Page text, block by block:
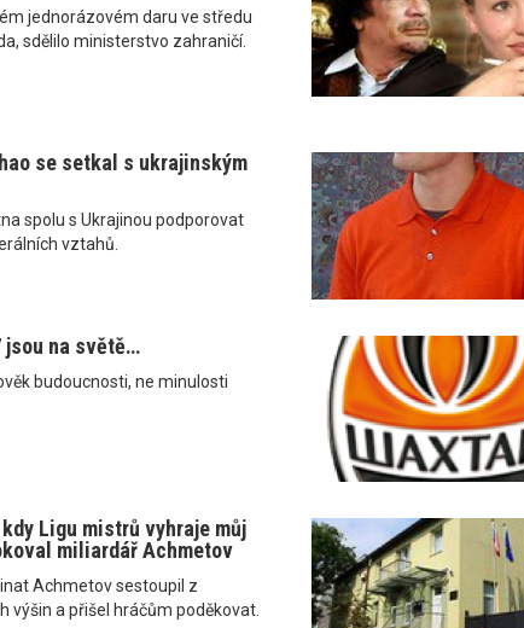
jednorázovém daru ve středu
sdělilo ministerstvo zahraničí.
se setkal s ukrajinským
spolu s Ukrajinou podporovat
vztahů.
jsou na světě…
budoucnosti, ne minulosti
Ligu mistrů vyhraje můj
miliardář Achmetov
Achmetov sestoupil z
výšin a přišel hráčům poděkovat.